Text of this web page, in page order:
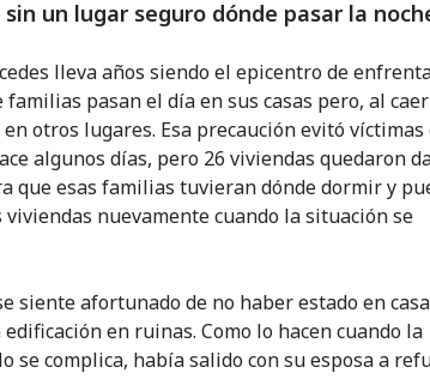
un lugar seguro dónde pasar la
lleva años siendo el epicentro de
familias pasan el día en sus casas pero, al
otros lugares. Esa precaución evitó
algunos días, pero 26 viviendas quedaron
que esas familias tuvieran dónde dormir y
nuevamente cuando la situación se
siente afortunado de no haber estado en
en ruinas. Como lo hacen cuando la
se complica, había salido con su esposa a